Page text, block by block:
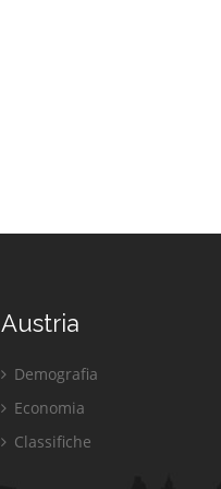
Austria
Demografia
Economia
Classifiche